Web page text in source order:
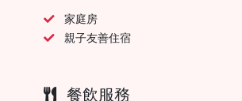
家庭房
親子友善住宿
餐飲服務